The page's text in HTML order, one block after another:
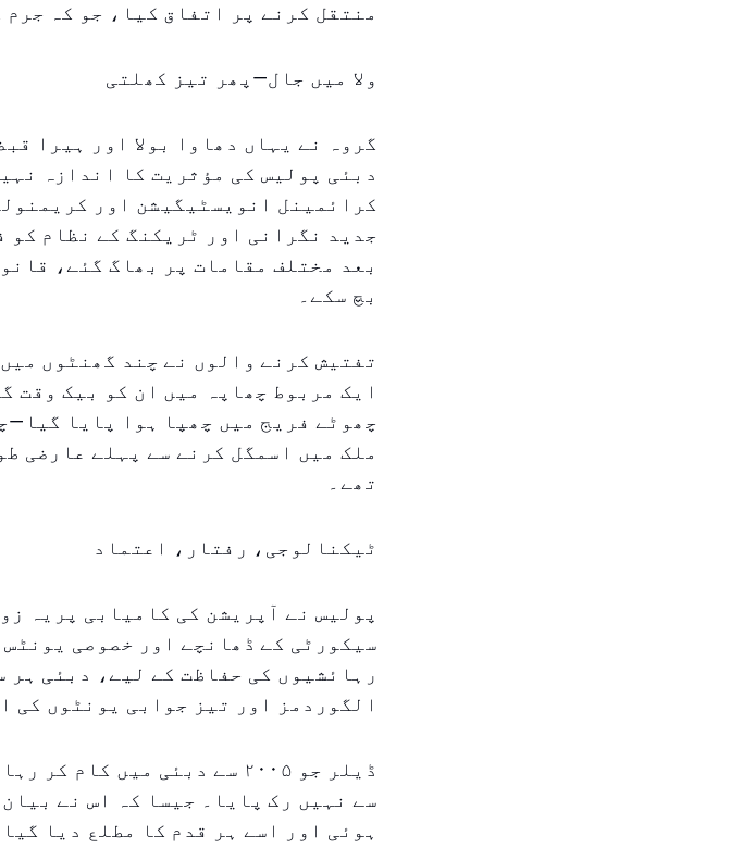
منتقل کرنے پر اتفاق کیا، جو کہ جرم
ولا میں جال—پھر تیز کھلتی
گروہ نے یہاں دھاوا بولا اور ہیرا
دبئی پولیس کی مؤثریت کا اندازہ
کرائمینل انویسٹیگیشن اور
جدید نگرانی اور ٹریکنگ کے نظام کو
بعد مختلف مقامات پر بھاگ گئے،
بچ سکے۔
تفتیش کرنے والوں نے چند گھنٹوں
ایک مربوط چھاپہ میں ان کو بیک وقت
چھوٹے فریج میں چھپا ہوا پایا
ملک میں اسمگل کرنے سے پہلے عارضی
تھے۔
ٹیکنالوجی، رفتار، اعتماد
پولیس نے آپریشن کی کامیابی پریہ
سیکورٹی کے ڈھانچے اور خصوصی
رہائشیوں کی حفاظت کے لیے، دبئی
الگوردمز اور تیز جوابی یونٹوں کی
ڈیلر جو ۲۰۰۵ سے دبئی میں
سے نہیں رک پایا۔ جیسا کہ اس نے
ہوئی اور اسے ہر قدم کا مطلع دیا